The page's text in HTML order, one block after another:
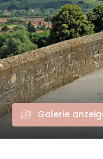
Galerie